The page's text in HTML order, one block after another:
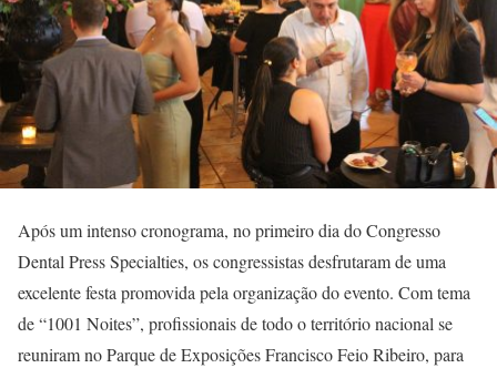
Após um intenso cronograma, no primeiro dia do Congresso
Dental Press Specialties, os congressistas desfrutaram de uma
excelente festa promovida pela organização do evento. Com tema
de “1001 Noites”, profissionais de todo o território nacional se
reuniram no Parque de Exposições Francisco Feio Ribeiro, para